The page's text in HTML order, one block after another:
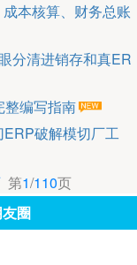
本核算、财务总账
分清进销存和真ER
整编写指南
破解模切厂工
第1/110页
圈